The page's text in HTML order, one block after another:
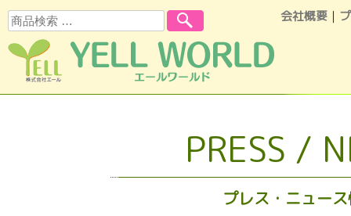
会社概要 ｜
検索
PRESS /
プレス・ニュー